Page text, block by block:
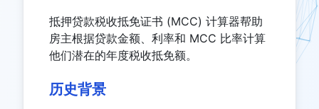
抵押贷款税收抵免证书 (MCC) 计算器帮助
房主根据贷款金额、利率和 MCC 比率计算
他们潜在的年度税收抵免额。
历史背景